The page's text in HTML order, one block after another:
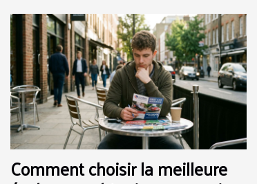
Comment choisir la meilleure